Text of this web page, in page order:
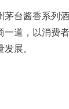
茅台酱香系列
一道，以消费
展。